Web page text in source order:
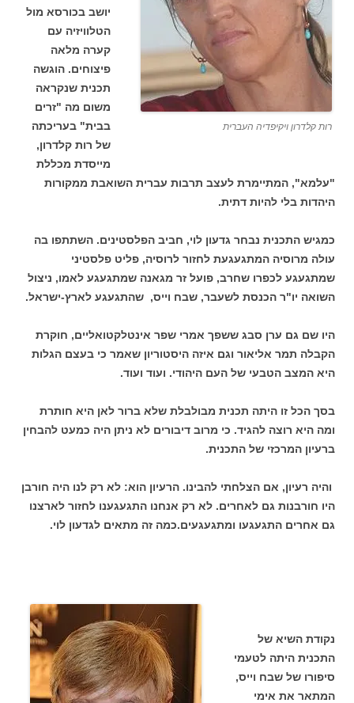
רות קלדרון ויקיפדיה העברית
יושב בכורסא מול
הטלוויזיה עם
קערה מלאה
פיצוחים. הוגשה
תכנית שנקראה
משום מה "זרים
בבית" בעריכתה
של רות קלדרון,
מייסדת מכללת
"עלמא", המתיימרת לעצב תרבות עברית השואבת ממקורות
היהדות בלי להיות דתית.
כמגיש התכנית נבחר גדעון לוי, חביב הפלסטינים. השתתפו בה
עולה מרוסיה המתגעגעת לחזור לרוסיה, פליט פלסטיני
שמתגעגע לכפרו שחרב, פועל זר מגאנה שמתגעגע לאמו, ניצול
השואה יו"ר הכנסת לשעבר, שבח וייס, שהתגעגע לארץ-ישראל.
היו שם גם ערן סבג ששפך אמרי שפר אינטלקטואליים, חוקרת
הקבלה תמר אליאור וגם איזה היסטוריון שאמר כי בעצם הגלות
היא המצב הטבעי של העם היהודי. ועוד ועוד.
בסך הכל זו היתה תכנית מבולבלת שלא ברור לאן היא חותרת
ומה היא רוצה להגיד. כי מרוב דיבורים לא ניתן היה כמעט להבחין
ברעיון המרכזי של התכנית.
והיה רעיון, אם הצלחתי להבינו. הרעיון הוא: לא רק לנו היה חורבן
היו חורבנות גם לאחרים. לא רק אנחנו התגעגענו לחזור לארצנו
גם אחרים התגעגעו ומתגעגעים.כמה זה מתאים לגדעון לוי.
נקודת השיא של
התכנית היתה לטעמי
סיפורו של שבח וייס,
המתאר את אימי